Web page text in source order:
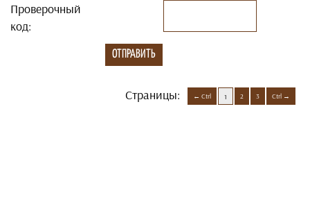
Проверочный
код:
Страницы: Ctrl 1 2 3 Ctrl